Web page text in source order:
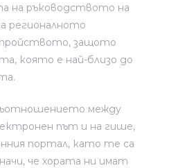
на ръководството на
регионалното
защото
която е най-близо до
между
път и на гише,
портал, като те са
че хората ни имат